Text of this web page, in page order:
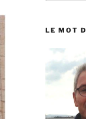
LE MOT